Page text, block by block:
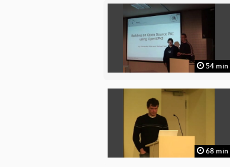
54 min
68 min